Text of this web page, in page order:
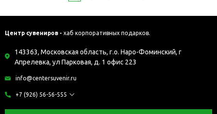
Центр сувениров - хаб корпоративных подарков.
143363, Московская область, г.о. Наро-Фоминский, г
Апрелевка, ул Парковая, д. 1 офис 223
info@centersuvenir.ru
+7 (926) 56-56-555